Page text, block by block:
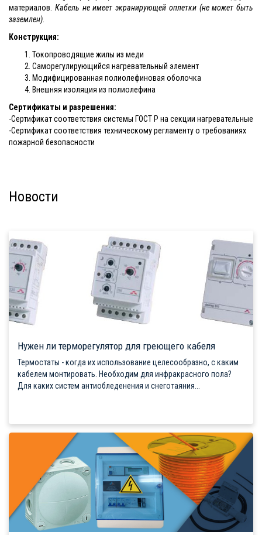
материалов. Кабель не имеет экранирующей оплетки (не может быть
заземлен)
Конструкция:
Токопроводящие жилы из меди
Саморегулирующийся нагревательный элемент
Модифицированная полиолефиновая оболочка
Внешняя изоляция из полиолефина
Сертификаты и разрешения:
-Сертификат соответствия системы ГОСТ Р на секции нагревательные
-Сертификат соответствия техническому регламенту о требованиях
пожарной безопасности
Новости
Нужен ли терморегулятор для греющего кабеля
Термостаты - когда их использование целесообразно, с каким
кабелем монтировать. Необходим для инфракрасного пола?
Для каких систем антиобледенения и снеготаяния...